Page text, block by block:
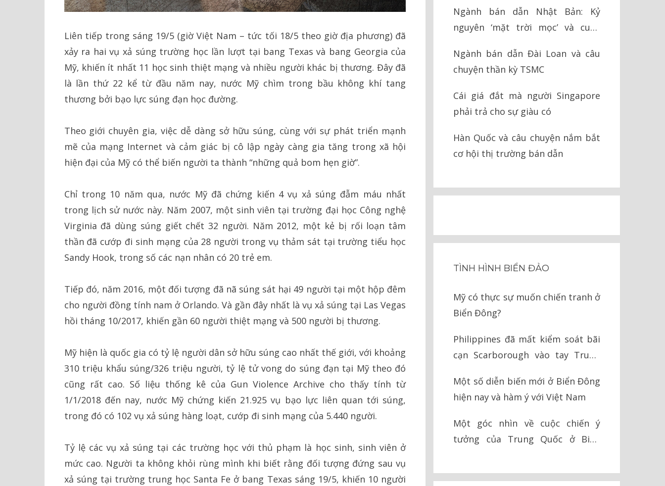
Liên tiếp trong sáng 19/5 (giờ Việt Nam – tức tối 18/5 theo giờ địa phương) đã
xảy ra hai vụ xả súng trường học lần lượt tại bang Texas và bang Georgia của
Mỹ, khiến ít nhất 11 học sinh thiệt mạng và nhiều người khác bị thương. Đây đã
là lần thứ 22 kể từ đầu năm nay, nước Mỹ chìm trong bầu không khí tang
thương bởi bạo lực súng đạn học đường.
Theo giới chuyên gia, việc dễ dàng sở hữu súng, cùng với sự phát triển mạnh
mẽ của mạng Internet và cảm giác bị cô lập ngày càng gia tăng trong xã hội
hiện đại của Mỹ có thể biến người ta thành “những quả bom hẹn giờ”.
Chỉ trong 10 năm qua, nước Mỹ đã chứng kiến 4 vụ xả súng đẫm máu nhất
trong lịch sử nước này. Năm 2007, một sinh viên tại trường đại học Công nghệ
Virginia đã dùng súng giết chết 32 người. Năm 2012, một kẻ bị rối loạn tâm
thần đã cướp đi sinh mạng của 28 người trong vụ thảm sát tại trường tiểu học
Sandy Hook, trong số các nạn nhân có 20 trẻ em.
Tiếp đó, năm 2016, một đối tượng đã nã súng sát hại 49 người tại một hộp đêm
cho người đồng tính nam ở Orlando. Và gần đây nhất là vụ xả súng tại Las Vegas
hồi tháng 10/2017, khiến gần 60 người thiệt mạng và 500 người bị thương.
Mỹ hiện là quốc gia có tỷ lệ người dân sở hữu súng cao nhất thế giới, với khoảng
310 triệu khẩu súng/326 triệu người, tỷ lệ tử vong do súng đạn tại Mỹ theo đó
cũng rất cao. Số liệu thống kê của Gun Violence Archive cho thấy tính từ
1/1/2018 đến nay, nước Mỹ chứng kiến 21.925 vụ bạo lực liên quan tới súng,
trong đó có 102 vụ xả súng hàng loạt, cướp đi sinh mạng của 5.440 người.
Tỷ lệ các vụ xả súng tại các trường học với thủ phạm là học sinh, sinh viên ở
mức cao. Người ta không khỏi rùng mình khi biết rằng đối tượng đứng sau vụ
xả súng tại trường trung học Santa Fe ở bang Texas sáng 19/5, khiến 10 người
Ngành bán dẫn Nhật Bản: Kỷ
nguyên ‘mặt trời mọc’ và cuộc
Ngành bán dẫn Đài Loan và câu
chuyện thần kỳ TSMC
Cái giá đắt mà người Singapore
phải trả cho sự giàu có
Hàn Quốc và câu chuyện nắm bắt
cơ hội thị trường bán dẫn
TÌNH HÌNH BIỂN ĐẢO
Mỹ có thực sự muốn chiến tranh ở
Biển Đông?
Philippines đã mất kiểm soát bãi
cạn Scarborough vào tay Trung
Một số diễn biến mới ở Biển Đông
hiện nay và hàm ý với Việt Nam
Một góc nhìn về cuộc chiến ý
tưởng của Trung Quốc ở Biển